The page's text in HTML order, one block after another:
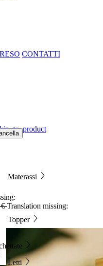
CONTATTI
Materassi
Topper
Letti
€Translation missing: